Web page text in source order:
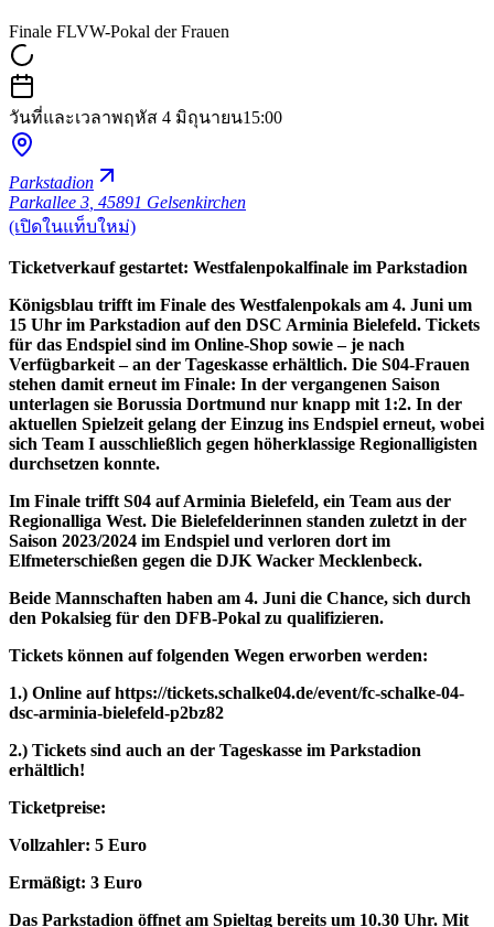
Finale FLVW-Pokal der Frauen
วันที่และเวลาพฤหัส 4 มิถุนายน15:00
Parkstadion
Parkallee 3 45891 Gelsenkirchen
(เปิดในแท็บใหม่)
Ticketverkauf gestartet: Westfalenpokalfinale im Parkstadion
Königsblau trifft im Finale des Westfalenpokals am 4. Juni um
15 Uhr im Parkstadion auf den DSC Arminia Bielefeld. Tickets
für das Endspiel sind im Online-Shop sowie – je nach
Verfügbarkeit – an der Tageskasse erhältlich. Die S04-Frauen
stehen damit erneut im Finale: In der vergangenen Saison
unterlagen sie Borussia Dortmund nur knapp mit 1:2. In der
aktuellen Spielzeit gelang der Einzug ins Endspiel erneut, wobei
sich Team I ausschließlich gegen höherklassige Regionalligisten
durchsetzen konnte.
Im Finale trifft S04 auf Arminia Bielefeld, ein Team aus der
Regionalliga West. Die Bielefelderinnen standen zuletzt in der
Saison 2023/2024 im Endspiel und verloren dort im
Elfmeterschießen gegen die DJK Wacker Mecklenbeck.
Beide Mannschaften haben am 4. Juni die Chance, sich durch
den Pokalsieg für den DFB-Pokal zu qualifizieren.
Tickets können auf folgenden Wegen erworben werden:
1.) Online auf https://tickets.schalke04.de/event/fc-schalke-04-
dsc-arminia-bielefeld-p2bz82
2.) Tickets sind auch an der Tageskasse im Parkstadion
erhältlich!
Ticketpreise:
Vollzahler: 5 Euro
Ermäßigt: 3 Euro
Das Parkstadion öffnet am Spieltag bereits um 10.30 Uhr. Mit